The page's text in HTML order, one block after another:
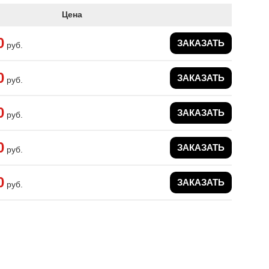
Цена
руб. ЗАКАЗАТЬ
руб. ЗАКАЗАТЬ
руб. ЗАКАЗАТЬ
руб. ЗАКАЗАТЬ
руб. ЗАКАЗАТЬ